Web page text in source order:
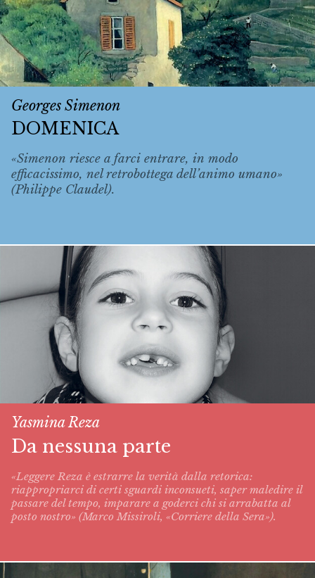
Georges Simenon
DOMENICA
«Simenon riesce a farci entrare, in modo
efficacissimo, nel retrobottega dell’animo umano»
(Philippe Claudel).
Yasmina Reza
Da nessuna parte
«Leggere Reza è estrarre la verità dalla retorica:
riappropriarci di certi sguardi inconsueti, saper maledire il
passare del tempo, imparare a goderci chi si arrabatta al
posto nostro» (Marco Missiroli, «Corriere della Sera»).